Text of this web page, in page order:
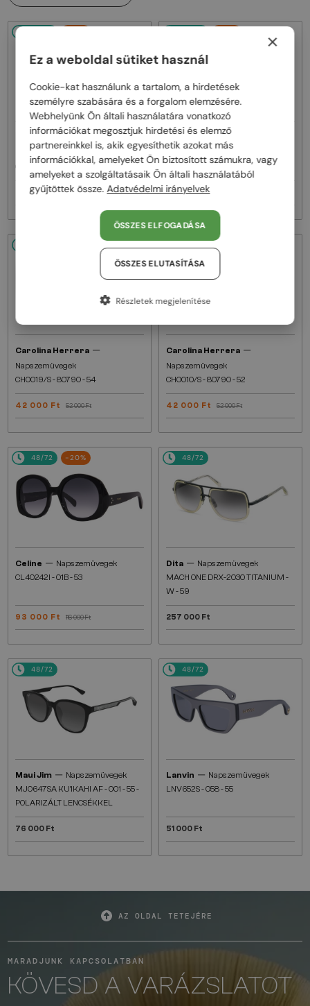
Carolina Herrera —
Napszemüvegek
CH0008/S - FT4GA - 52
42 000 Ft 52 000 Ft
Carolina Herrera
CH0010/S - 086HA - 52
42 000 Ft
Carolina Herrera —
Napszemüvegek
CH0019/S - 8079O - 54
42 000 Ft 52 000 Ft
Carolina Herrera —
Napszemüvegek
CH0010/S - 8079O - 52
42 000 Ft 52 000 Ft
48/72 -20%
Celine — Napszemüvegek
CL40242I - 01B - 53
93 000 Ft 116 000 Ft
48/72
Dita — Napszemüvegek
MACH ONE DRX-2030 TITANIUM -
W - 59
257 000 Ft
48/72
Maui Jim — Napszemüvegek
MJ0647SA KU'IKAHI AF - 001 - 55 -
POLARIZÁLT LENCSÉKKEL
76 000 Ft
48/72
Lanvin — Napszemüvegek
LNV652S - 058 - 55
51 000 Ft
AZ OLDAL TETEJÉRE
MARADJUNK KAPCSOLATBAN
KÖVESD A VARÁZSLATOT
×
Ez a weboldal sütiket használ
Cookie-kat használunk a tartalom, a hirdetések
személyre szabására és a forgalom elemzésére.
Webhelyünk Ön általi használatára vonatkozó
információkat megosztjuk hirdetési és elemző
partnereinkkel is, akik egyesíthetik azokat más
információkkal, amelyeket Ön biztosított számukra, vagy
amelyeket a szolgáltatásaik Ön általi használatából
gyűjtöttek össze. Adatvédelmi irányelvek
ÖSSZES ELFOGADÁSA
ÖSSZES ELUTASÍTÁSA
Részletek megjelenítése